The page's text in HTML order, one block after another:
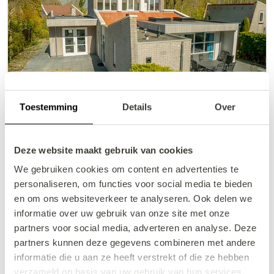
Toestemming Details Over
Deze website maakt gebruik van cookies
We gebruiken cookies om content en advertenties te
personaliseren, om functies voor social media te bieden
en om ons websiteverkeer te analyseren. Ook delen we
informatie over uw gebruik van onze site met onze
partners voor social media, adverteren en analyse. Deze
partners kunnen deze gegevens combineren met andere
informatie die u aan ze heeft verstrekt of die ze hebben
VZ2479 Vakantiehuis
Brouwershaven
Comfortabele en rolstoelvriendelijke
groepsaccommodatie aan de Zeeuwse kust, zien
van allerlei luxe voorzieningen. Vlak bij het strand
en de zee
10 5 10 2 +/- 143 m